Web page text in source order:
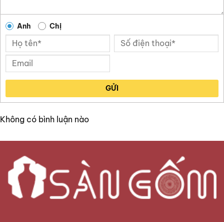
Anh Chị
GỬI
Không có bình luận nào